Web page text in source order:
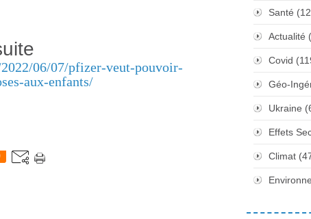
06/07/pfizer-veut-pouvoir-
aux-enfants/
Santé
Actualité
Covid
Géo-
Ukraine
Effets
Climat